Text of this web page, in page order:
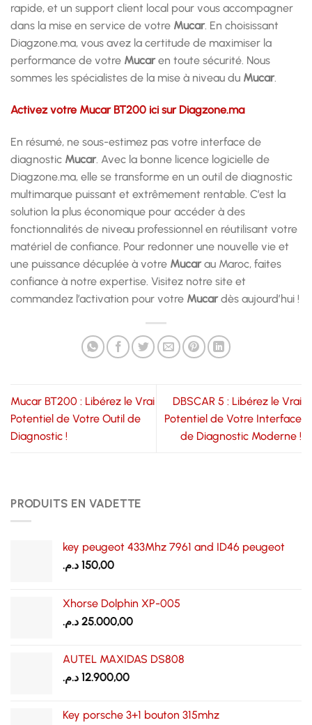
rapide, et un support client local pour vous accompagner
dans la mise en service de votre Mucar. En choisissant
Diagzone.ma, vous avez la certitude de maximiser la
performance de votre Mucaren toute sécurité. Nous
sommes les spécialistes de la mise à niveau du Mucar.
Activez votre Mucar BT200 ici sur Diagzone.ma
En résumé, ne sous-estimez pas votre interface de
diagnostic Mucar. Avec la bonne licence logicielle de
Diagzone.ma, elle se transforme en un outil de diagnostic
multimarque puissant et extrêmement rentable. C’est la
solution la plus économique pour accéder à des
fonctionnalités de niveau professionnel en réutilisant votre
matériel de confiance. Pour redonner une nouvelle vie et
une puissance décuplée à votre Mucarau Maroc, faites
confiance à notre expertise. Visitez notre site et
commandez l’activation pour votre Mucardès aujourd’hui !
Mucar BT200 : Libérez le Vrai
Potentiel de Votre Outil de
Diagnostic !
DBSCAR 5 : Libérez le Vrai
Potentiel de Votre Interface
de Diagnostic Moderne !
PRODUITS EN VADETTE
key peugeot 433Mhz 7961 and ID46 peugeot
150,00 د.م.
Xhorse Dolphin XP-005
25.000,00 د.م.
AUTEL MAXIDAS DS808
12.900,00 د.م.
Key porsche 3+1 bouton 315mhz